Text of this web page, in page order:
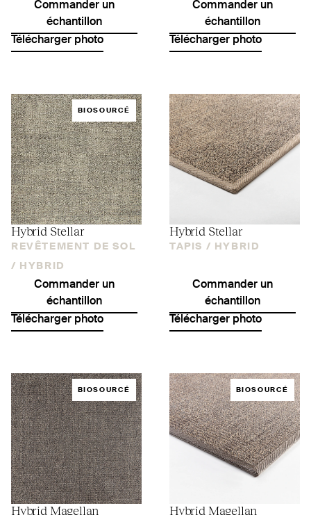
Commander un
échantillon
Télécharger photo
Commander un
échantillon
Télécharger photo
BIOSOURCÉ
Hybrid Stellar
REVÊTEMENT DE SOL
/
HYBRID
Commander un
échantillon
Télécharger photo
Hybrid Stellar
TAPIS / HYBRID
Commander un
échantillon
Télécharger photo
BIOSOURCÉ
Hybrid Magellan
BIOSOURCÉ
Hybrid Magellan